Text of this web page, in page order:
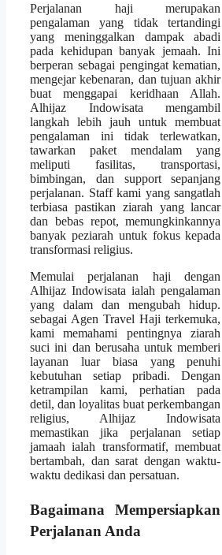
Perjalanan haji merupakan
pengalaman yang tidak tertandingi
yang meninggalkan dampak abadi
pada kehidupan banyak jemaah. Ini
berperan sebagai pengingat kematian,
mengejar kebenaran, dan tujuan akhir
buat menggapai keridhaan Allah.
Alhijaz Indowisata mengambil
langkah lebih jauh untuk membuat
pengalaman ini tidak terlewatkan,
tawarkan paket mendalam yang
meliputi fasilitas, transportasi,
bimbingan, dan support sepanjang
perjalanan. Staff kami yang sangatlah
terbiasa pastikan ziarah yang lancar
dan bebas repot, memungkinkannya
banyak peziarah untuk fokus kepada
transformasi religius.
Memulai perjalanan haji dengan
Alhijaz Indowisata ialah pengalaman
yang dalam dan mengubah hidup.
sebagai Agen Travel Haji terkemuka,
kami memahami pentingnya ziarah
suci ini dan berusaha untuk memberi
layanan luar biasa yang penuhi
kebutuhan setiap pribadi. Dengan
ketrampilan kami, perhatian pada
detil, dan loyalitas buat perkembangan
religius, Alhijaz Indowisata
memastikan jika perjalanan setiap
jamaah ialah transformatif, membuat
bertambah, dan sarat dengan waktu-
waktu dedikasi dan persatuan.
Bagaimana Mempersiapkan
Perjalanan Anda